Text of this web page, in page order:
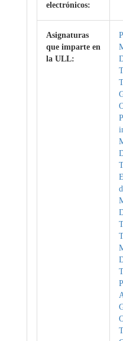
electrónicos:
Asignaturas
que imparte en
la ULL: